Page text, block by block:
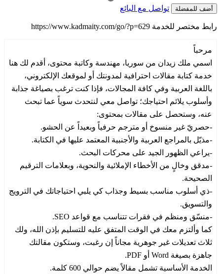
أضف للمفضلة تواصل مع البائع
رابط مختصر للخدمة https://www.kadmaity.com/go/?p=629
مرحباً
اسمي ملك زيدان من سوريا، مهندسة وكاتبة محتوى، أقدم لك هنا
خدمة كتابة مقالات احترافية لمدونتك أو لموقعك الإلكتروني،
باللغة العربية وفي كافة المجالات، فإذا كنت ترغب بصياغة جذابة
وأسلوب يلائم احتياجك؛ تواصل معي لنتحدث سوياً عما تبحث
عنه، وستحصل على مقالات بمحتوى:
-حصريّ غير منسوخ أو مترجم حرفياً وبعيداً عن الحشو.
-مذيّل بالمراجع العربية والأجنبية المعتمد عليها في الكتابة.
-يراعي الظهور الجيد على محركات البحث.
-مدقق وخالٍ من الأخطاء الإملائية والنحوية، وبعلامات الترقيم
الصحيحة.
-ذي أسلوب مناسب بسيط وجذاب كي يلبي احتياجاتك في الترويج
والتسويق.
-منسّق ومنظم في فقرات تتناسب مع قواعد SEO.
كما وألتزم معك في الوقت المتفق عليه للتسليم بإذن الله، ولك
ثلاث تعديلات غير جوهرية مجاناً إن رغبت، وستكون مقالتك
جاهزة بصيغة Word أو PDF.
الخدمة الأساسية تشمل مقالاً يضم حوالي 600 كلمة.